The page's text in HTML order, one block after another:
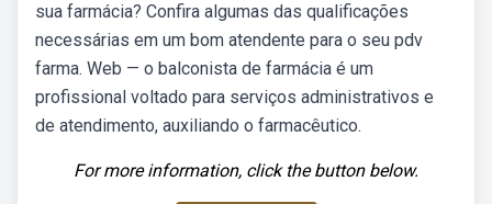
sua farmácia? Confira algumas das qualificações
necessárias em um bom atendente para o seu pdv
farma. Web — o balconista de farmácia é um
profissional voltado para serviços administrativos e
de atendimento, auxiliando o farmacêutico.
For more information, click the button below.